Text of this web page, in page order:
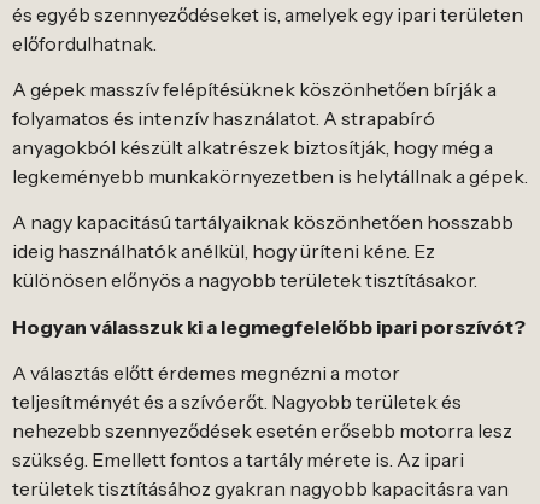
és egyéb szennyeződéseket is, amelyek egy ipari területen
előfordulhatnak.
A gépek masszív felépítésüknek köszönhetően bírják a
folyamatos és intenzív használatot. A strapabíró
anyagokból készült alkatrészek biztosítják, hogy még a
legkeményebb munkakörnyezetben is helytállnak a gépek.
A nagy kapacitású tartályaiknak köszönhetően hosszabb
ideig használhatók anélkül, hogy üríteni kéne. Ez
különösen előnyös a nagyobb területek tisztításakor.
Hogyan válasszuk ki a legmegfelelőbb ipari porszívót?
A választás előtt érdemes megnézni a motor
teljesítményét és a szívóerőt. Nagyobb területek és
nehezebb szennyeződések esetén erősebb motorra lesz
szükség. Emellett fontos a tartály mérete is. Az ipari
területek tisztításához gyakran nagyobb kapacitásra van